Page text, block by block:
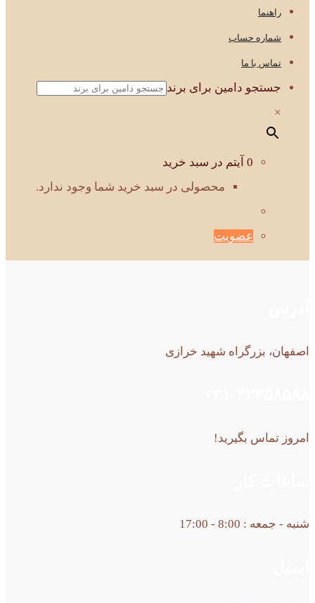
راهنما
شماره حساب
تماس با ما
جستجو دامین برای برند
×
0 آیتم در سبد خرید
محصولی در سبد خرید شما وجود ندارد.
عضویت
اصفهان، بزرگراه شهید خرازی
امروز تماس بگیرید!
شنبه - جمعه : 8:00 - 17:00